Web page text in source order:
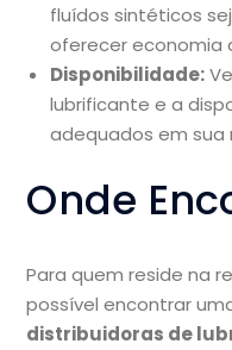
fluídos sintéticos
oferecer economia
Disponibilidade:
lubrificante e a
adequados em sua
Onde
Para quem reside na
possível encontrar
distribuidoras de